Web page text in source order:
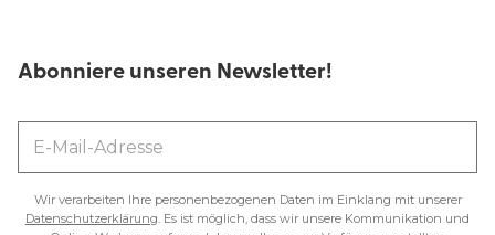
Abonniere unseren Newsletter!
Wir verarbeiten Ihre personenbezogenen Daten im Einklang mit unserer
Datenschutzerklärung . Es ist möglich, dass wir unsere Kommunikation und